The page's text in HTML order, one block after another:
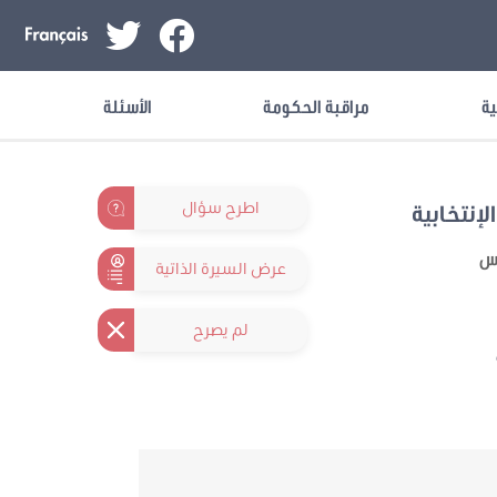
مراقبة الحكومة الأسئلة
اطرح سؤال
عرض السيرة الذاتية
لم يصرح